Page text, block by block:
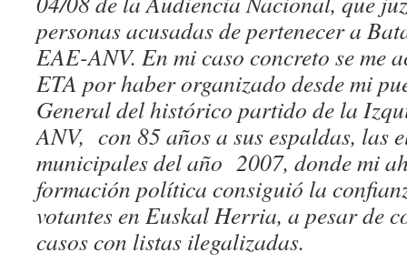
personas acusadas de pertenecer a
EAE-ANV. En mi caso concreto se me
ETA por haber organizado desde mi
General del histórico partido de la
ANV, con 85 años a sus espaldas, las
municipales del año 2007, donde mi
formación política consiguió la
votantes en Euskal Herria, a pesar de
casos con listas ilegalizadas.